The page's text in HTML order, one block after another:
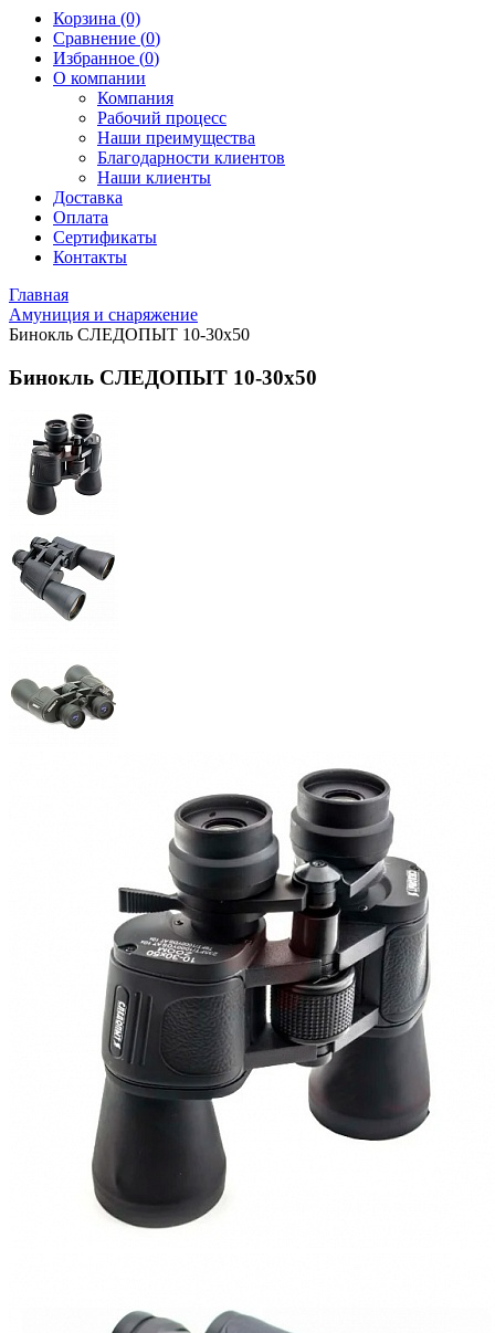
Корзина (0)
Сравнение (0)
Избранное (0)
О компании
Компания
Рабочий процесс
Наши преимущества
Благодарности клиентов
Наши клиенты
Доставка
Оплата
Сертификаты
Контакты
Главная
Амуниция и снаряжение
Бинокль СЛЕДОПЫТ 10-30х50
Бинокль СЛЕДОПЫТ 10-30х50